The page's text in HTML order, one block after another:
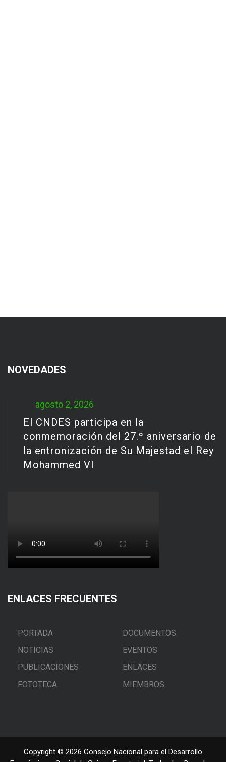
NOVEDADES
agosto 2, 2026
El CNDES participa en la
conmemoración del 27.º aniversario de
la entronización de Su Majestad el Rey
Mohammed VI
ENLACES FRECUENTES
PORTADA
DOCUMENTOS
NOTICIAS
EVENTOS
PUBLICACIONES
ENLACES
FOTOTECA
MIEMBROS
Copyright © 2026 Consejo Nacional para el Desarrollo